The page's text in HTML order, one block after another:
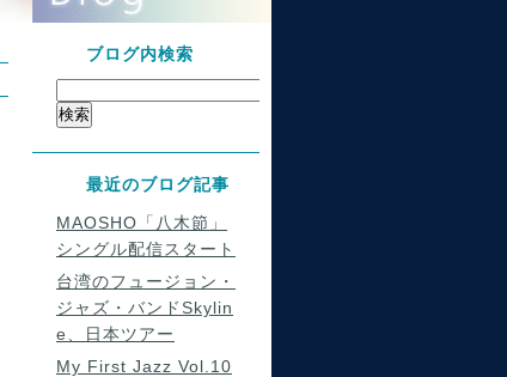
ブログ内検索
最近のブログ記事
MAOSHO「八木節」
シングル配信スタート
台湾のフュージョン・
ジャズ・バンドSkylin
e、日本ツアー
My First Jazz Vol.10